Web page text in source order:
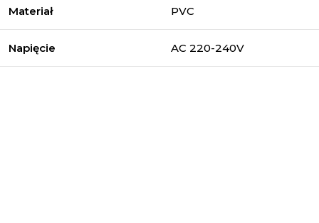
Materiał PVC
Napięcie AC 220-240V